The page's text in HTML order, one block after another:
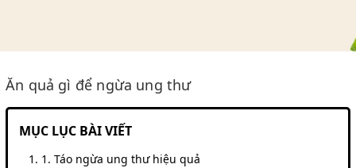
Ăn quả gì để ngừa ung thư
MỤC LỤC BÀI VIẾT
1. Táo ngừa ung thư hiệu quả